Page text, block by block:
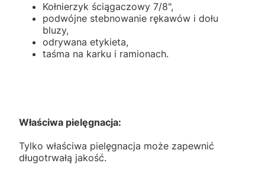
Kołnierzyk ściągaczowy 7/8",
podwójne stebnowanie rękawów i dołu
bluzy,
odrywana etykieta,
taśma na karku i ramionach.
Właściwa pielęgnacja:
Tylko właściwa pielęgnacja może zapewnić
długotrwałą jakość.